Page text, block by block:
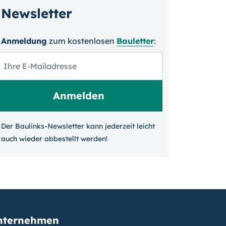
Newsletter
Anmeldung zum kosten­losen Bauletter:
Der Baulinks-Newsletter kann jeder­zeit leicht
auch wieder ab­bestellt werden!